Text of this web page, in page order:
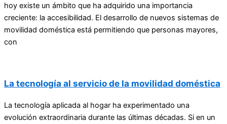
hoy existe un ámbito que ha adquirido una importancia
creciente: la accesibilidad. El desarrollo de nuevos sistemas de
movilidad doméstica está permitiendo que personas mayores,
con
La tecnología al servicio de la movilidad doméstica
La tecnología aplicada al hogar ha experimentado una
evolución extraordinaria durante las últimas décadas. Si en un